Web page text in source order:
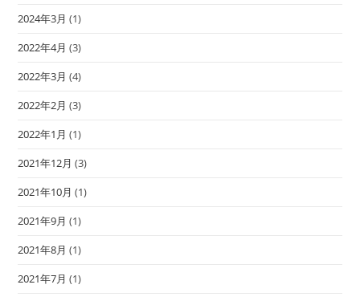
2024年3月 (1)
2022年4月 (3)
2022年3月 (4)
2022年2月 (3)
2022年1月 (1)
2021年12月 (3)
2021年10月 (1)
2021年9月 (1)
2021年8月 (1)
2021年7月 (1)